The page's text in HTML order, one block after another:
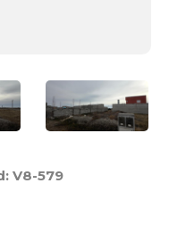
V8-579